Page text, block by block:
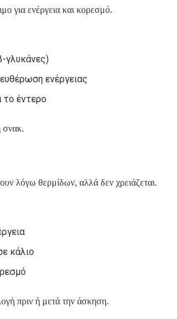
για ενέργεια και κορεσμό.
γλυκάνες)
ενέργειας
το έντερο
σνακ.
λόγω θερμίδων, αλλά δεν χρειάζεται.
κάλιο
πριν ή μετά την άσκηση.